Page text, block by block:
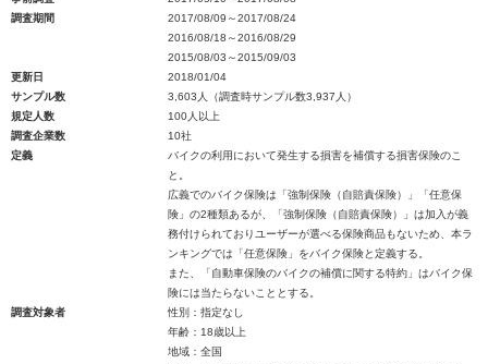
調査期間
2017/08/09～2017/08/24
2016/08/18～2016/08/29
2015/08/03～2015/09/03
更新日
2018/01/04
サンプル数
3,603人（調査時サンプル数3,937人）
規定人数
100人以上
調査企業数
10社
定義
バイクの利用において発生する損害を補償する損害保険のこ
と。
広義でのバイク保険は「強制保険（自賠責保険）」「任意保
険」の2種類あるが、「強制保険（自賠責保険）」は加入が義
務付けられておりユーザーが選べる保険商品もないため、本ラ
ンキングでは「任意保険」をバイク保険と定義する。
また、「自動車保険のバイクの補償に関する特約」はバイク保
険には当たらないこととする。
調査対象者
性別：指定なし
年齢：18歳以上
地域：全国